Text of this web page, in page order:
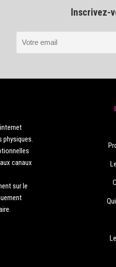
Inscrivez-
physiques.
canaux
sur le